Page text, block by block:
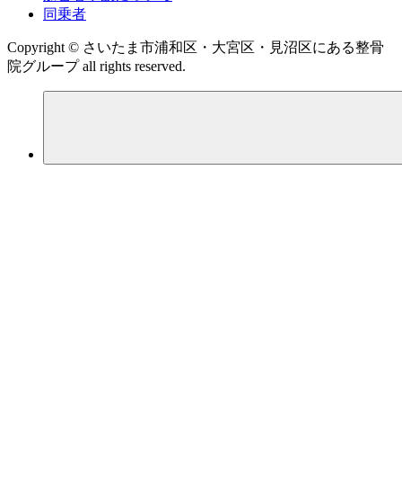
同乗者
Copyright © さいたま市浦和区・大宮区・見沼区にある整骨
院グループ all rights reserved.